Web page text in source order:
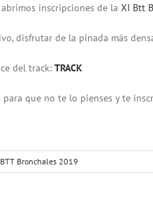
inscripciones de la XI Btt
disfrutar de la pinada más
del track: TRACK
que no te lo pienses y te
BTT Bronchales 2019